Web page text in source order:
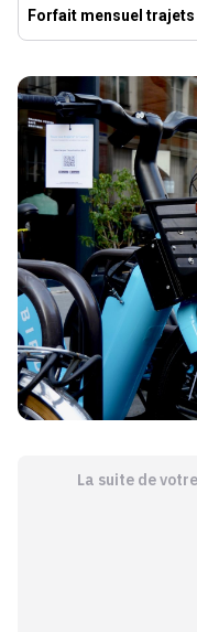
Forfait mensuel
La suite de